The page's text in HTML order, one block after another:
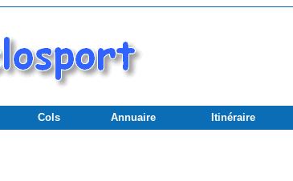
Cols Annuaire Itinéraire